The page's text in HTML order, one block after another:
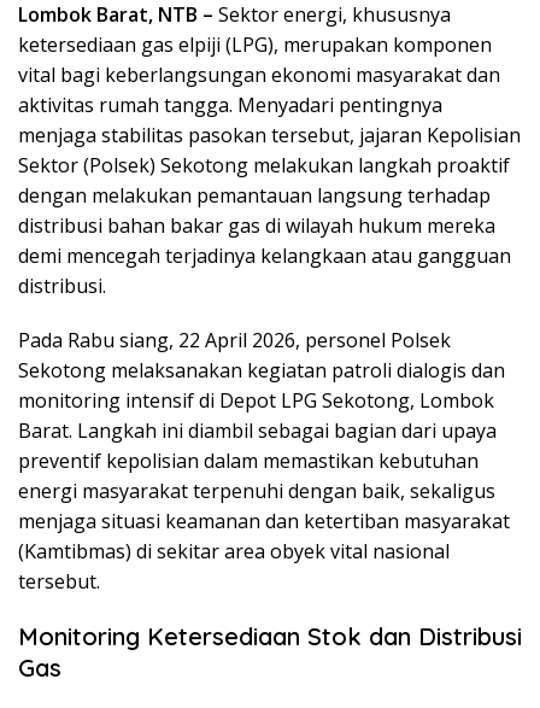
Lombok Barat, NTB – Sektor energi, khususnya
ketersediaan gas elpiji (LPG), merupakan komponen
vital bagi keberlangsungan ekonomi masyarakat dan
aktivitas rumah tangga. Menyadari pentingnya
menjaga stabilitas pasokan tersebut, jajaran Kepolisian
Sektor (Polsek) Sekotong melakukan langkah proaktif
dengan melakukan pemantauan langsung terhadap
distribusi bahan bakar gas di wilayah hukum mereka
demi mencegah terjadinya kelangkaan atau gangguan
distribusi.
Pada Rabu siang, 22 April 2026, personel Polsek
Sekotong melaksanakan kegiatan patroli dialogis dan
monitoring intensif di Depot LPG Sekotong, Lombok
Barat. Langkah ini diambil sebagai bagian dari upaya
preventif kepolisian dalam memastikan kebutuhan
energi masyarakat terpenuhi dengan baik, sekaligus
menjaga situasi keamanan dan ketertiban masyarakat
(Kamtibmas) di sekitar area obyek vital nasional
tersebut.
Monitoring Ketersediaan Stok dan Distribusi
Gas